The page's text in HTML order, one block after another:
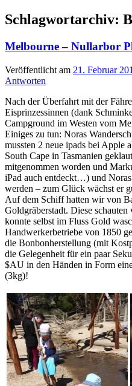
Schlagwortarchiv:
Melbourne – Nullarbor
Veröffentlicht am 21. Februar
Antworten
Nach der Überfahrt mit der
Eisprinzessinnen (dank
Campground im Westen vom
Einiges zu tun: Noras
mussten 2 neue ipads bei Apple
South Cape in Tasmanien
mitgenommen worden und
iPad auch entdeckt…) und
werden – zum Glück wächst er
Auf dem Schiff hatten wir von
Goldgräberstadt. Diese
konnte selbst im Fluss Gold
Handwerkerbetriebe von 1850
die Bonbonherstellung (mit
die Gelegenheit für ein paar
$AU in den Händen in Form
(3kg)!